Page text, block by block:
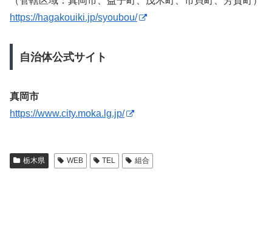
https://hagakouiki.jp/syoubou/
自治体公式サイト
真岡市
https://www.city.moka.lg.jp/
栃木県 WEB TEL 組合